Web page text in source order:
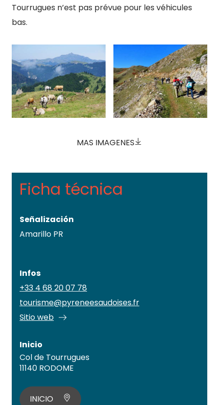
Tourrugues n’est pas prévue pour les véhicules
bas.
MAS IMAGENES
Ficha técnica
Señalización
Amarillo PR
Infos
+33 4 68 20 07 78
tourisme@pyreneesaudoises.fr
Sitio web
Inicio
Col de Tourrugues
11140 RODOME
INICIO